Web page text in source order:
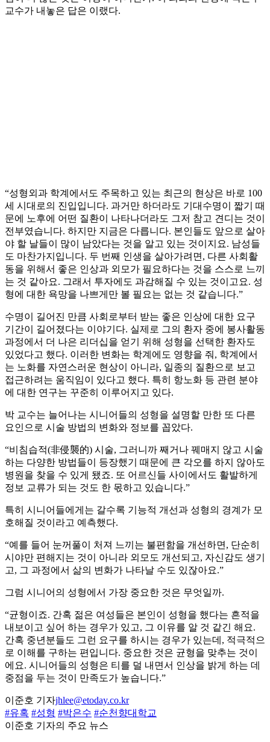
교수가 내놓은 답은 이랬다.
“성형외과 학계에서도 주목하고 있는 최근의 현상은 바로 100
세 시대로의 진입입니다. 과거만 하더라도 기대수명이 짧기 때
문에 노후에 어떤 질환이 나타나더라도 그저 참고 견디는 것이
전부였습니다. 하지만 지금은 다릅니다. 본인들도 앞으로 살아
야 할 날들이 많이 남았다는 것을 알고 있는 것이지요. 남성들
도 마찬가지입니다. 두 번째 인생을 살아가려면, 다른 사회활
동을 위해서 좋은 인상과 외모가 필요하다는 것을 스스로 느끼
는 것 같아요. 그래서 투자에도 과감해질 수 있는 것이고요. 성
형에 대한 욕망을 나쁘게만 볼 필요는 없는 것 같습니다.”
수명이 길어진 만큼 사회로부터 받는 좋은 인상에 대한 요구
기간이 길어졌다는 이야기다. 실제로 그의 환자 중에 봉사활동
과정에서 더 나은 리더십을 얻기 위해 성형을 선택한 환자도
있었다고 했다. 이러한 변화는 학계에도 영향을 줘, 학계에서
는 노화를 자연스러운 현상이 아니라, 일종의 질환으로 보고
접근하려는 움직임이 있다고 했다. 특히 항노화 등 관련 분야
에 대한 연구는 꾸준히 이루어지고 있다.
박 교수는 늘어나는 시니어들의 성형을 설명할 만한 또 다른
요인으로 시술 방법의 변화와 정보를 꼽았다.
“비침습적(非侵襲的) 시술, 그러니까 째거나 꿰매지 않고 시술
하는 다양한 방법들이 등장했기 때문에 큰 각오를 하지 않아도
병원을 찾을 수 있게 됐죠. 또 어르신들 사이에서도 활발하게
정보 교류가 되는 것도 한 몫하고 있습니다.”
특히 시니어들에게는 갈수록 기능적 개선과 성형의 경계가 모
호해질 것이라고 예측했다.
“예를 들어 눈꺼풀이 처져 느끼는 불편함을 개선하면, 단순히
시야만 편해지는 것이 아니라 외모도 개선되고, 자신감도 생기
고, 그 과정에서 삶의 변화가 나타날 수도 있잖아요.”
그럼 시니어의 성형에서 가장 중요한 것은 무엇일까.
“균형이죠. 간혹 젊은 여성들은 본인이 성형을 했다는 흔적을
내보이고 싶어 하는 경우가 있고, 그 이유를 알 것 같긴 해요.
간혹 중년분들도 그런 요구를 하시는 경우가 있는데, 적극적으
로 이해를 구하는 편입니다. 중요한 것은 균형을 맞추는 것이
에요. 시니어들의 성형은 티를 덜 내면서 인상을 밝게 하는 데
중점을 두는 것이 만족도가 높습니다.”
이준호 기자jhlee@etoday.co.kr
#유혹 #성형 #박은수 #순천향대학교
이준호 기자의 주요 뉴스